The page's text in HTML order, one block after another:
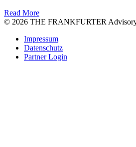
Read More
© 2026 THE FRANKFURTER
Impressum
Datenschutz
Partner Login